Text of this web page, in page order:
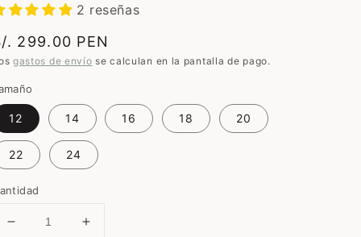
2 reseñas
. 299.00 PEN
gastos de envío se calculan en la pantalla de pago.
12 14 16 18 20
22 24
Reducir
Aumentar